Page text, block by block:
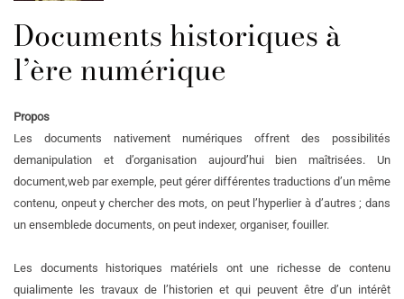
Documents historiques à
l’ère numérique
Propos
Les documents nativement numériques offrent des possibilités
demanipulation et d’organisation aujourd’hui bien maîtrisées. Un
document,web par exemple, peut gérer différentes traductions d’un même
contenu, onpeut y chercher des mots, on peut l’hyperlier à d’autres ; dans
un ensemblede documents, on peut indexer, organiser, fouiller.
Les documents historiques matériels ont une richesse de contenu
quialimente les travaux de l’historien et qui peuvent être d’un intérêt